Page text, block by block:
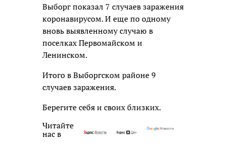
Выборг показал 7 случаев заражения
коронавирусом. И еще по одному
вновь выявленному случаю в
поселках Первомайском и
Ленинском.
Итого в Выборгском районе 9
случаев заражения.
Берегите себя и своих близких.
Читайте
нас в